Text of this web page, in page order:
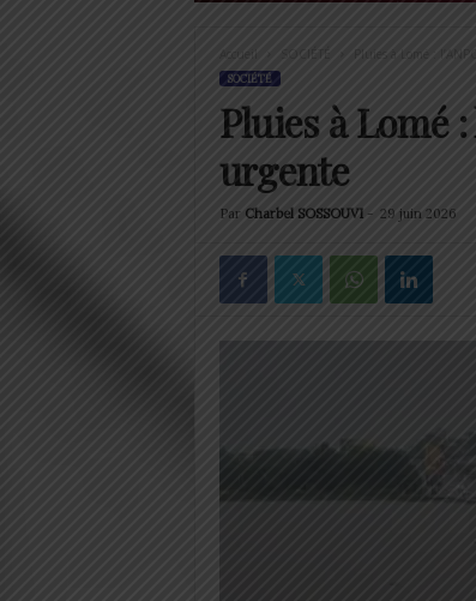
Accueil Pluies à Lomé :
SOCIÉTÉ
Pluies à Lomé
urgente
Par Charbel SOSSOUVI- 29 juin 2026